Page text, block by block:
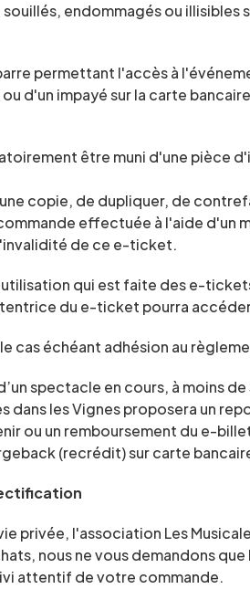
endommagés ou
permettant l'accès à
d'un impayé sur la carte
être muni d'une pièce
copie, de dupliquer, de
effectuée à l'aide
de ce e-ticket.
qui est faite des e-
du e-ticket pourra
échéant adhésion au
spectacle en cours, à moins
dans les Vignes proposera un
ou un remboursement du e-
(recrédit) sur carte
privée, l'association Les
nous ne vous demandons
attentif de votre commande.